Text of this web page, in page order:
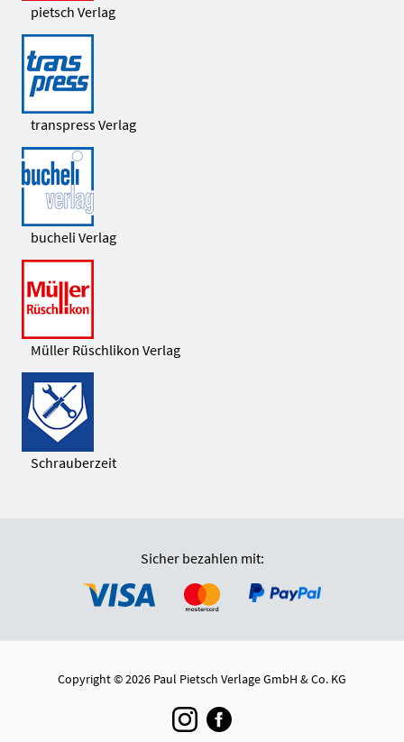
pietsch Verlag
transpress Verlag
bucheli Verlag
Müller Rüschlikon Verlag
Schrauberzeit
Sicher bezahlen mit:
Copyright © 2026 Paul Pietsch Verlage GmbH & Co. KG